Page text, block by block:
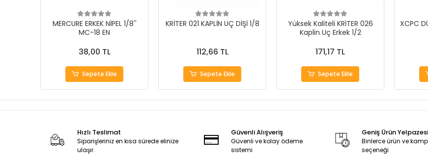
MERCURE ERKEK NİPEL 1/8''
MC-18 EN
38,00 TL
Sepete Ekle
KRİTER 021 KAPLİN UÇ DİŞİ 1/8
112,66 TL
Sepete Ekle
Yüksek Kaliteli KRİTER 026
Kaplin Uç Erkek 1/2
171,17 TL
Sepete Ekle
XCPC
Hızlı Teslimat
Siparişleriniz en kısa sürede elinize
ulaşır.
Güvenli Alışveriş
Güvenli ve kolay ödeme
sistemi
Geniş Ürün Yelpazesi
Binlerce ürün ve
seçeneği